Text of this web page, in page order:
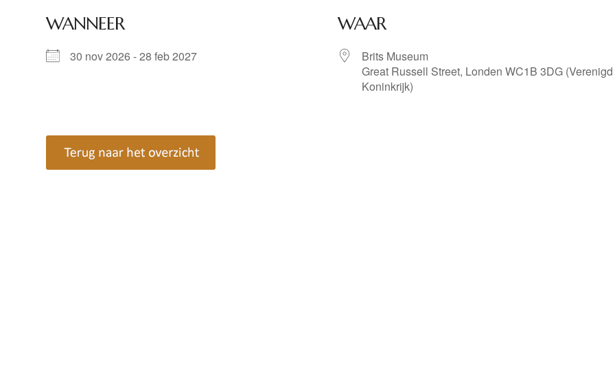
WANNEER
30 nov 2026 - 28 feb 2027
WAAR
Brits Museum
Great Russell Street, Londen WC1B 3DG (Verenigd
Koninkrijk)